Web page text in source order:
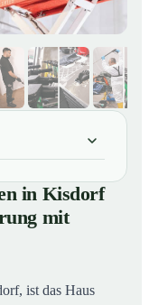
gesucht:
Sorgfaltin Kisdorf
mit
ist das Haus